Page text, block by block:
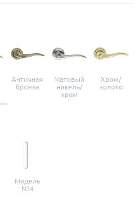
Античная
бронза
Матовый
никель/
хром
Хром/
золото
Модель
№4